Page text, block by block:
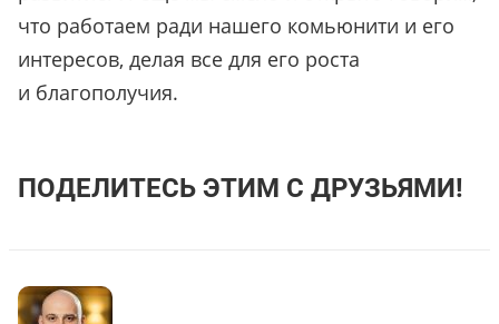
что работаем ради нашего комьюнити и его
интересов, делая все для его роста
и благополучия.
ПОДЕЛИТЕСЬ ЭТИМ С ДРУЗЬЯМИ!